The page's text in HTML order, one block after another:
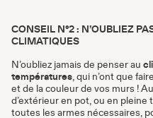
CONSEIL N°2 : N’OUBLIEZ
CLIMATIQUES
N’oubliez jamais de penser au
températures , qui n’ont que
et de la couleur de vos murs !
d’extérieur en pot, ou en pleine
toutes les armes nécessaires,